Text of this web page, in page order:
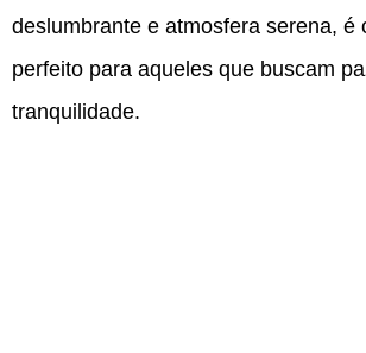
deslumbrante e atmosfera serena, é
perfeito para aqueles que buscam
tranquilidade.